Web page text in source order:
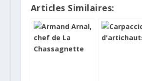
Articles Similaires: